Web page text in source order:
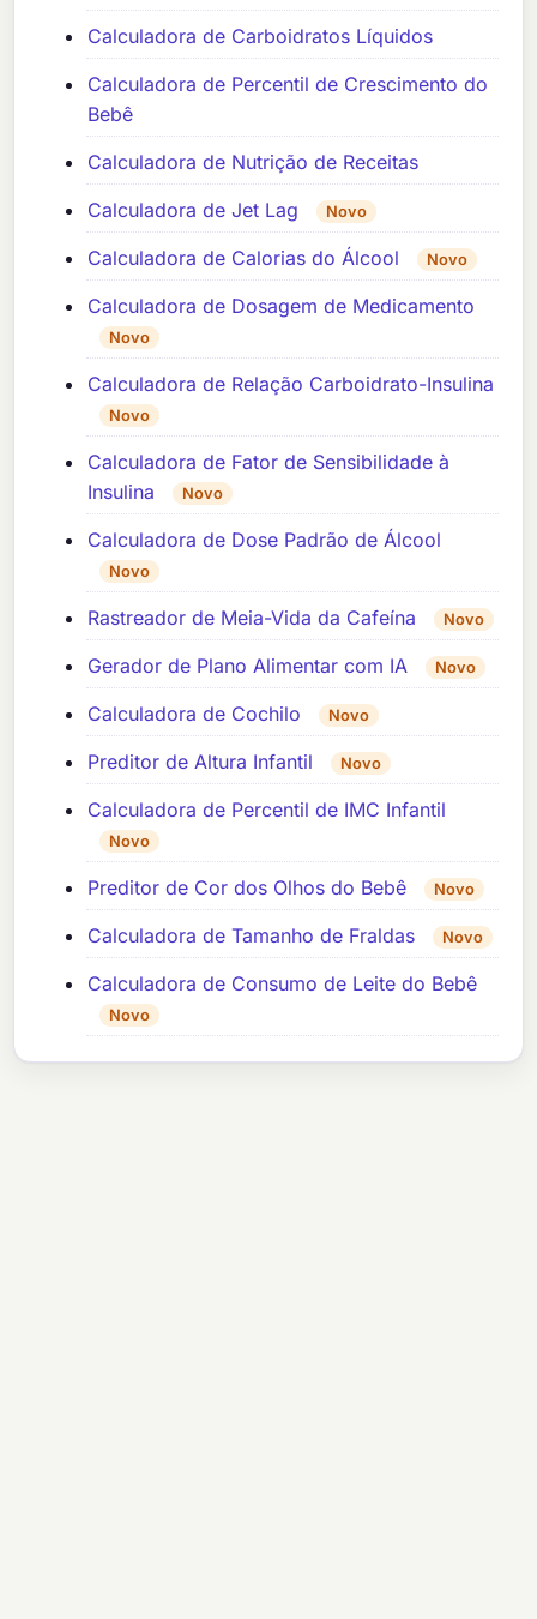
Calculadora de Carboidratos Líquidos
Calculadora de Percentil de Crescimento do
Bebê
Calculadora de Nutrição de Receitas
Calculadora de Jet Lag
Novo
Calculadora de Calorias do Álcool Novo
Calculadora de Dosagem de Medicamento
Novo
Calculadora de Relação Carboidrato-Insulina
Novo
Calculadora de Fator de Sensibilidade à
Insulina
Novo
Calculadora de Dose Padrão de Álcool
Novo
Rastreador de Meia-Vida da Cafeína Novo
Gerador de Plano Alimentar com IA Novo
Calculadora de Cochilo Novo
Preditor de Altura Infantil Novo
Calculadora de Percentil de IMC Infantil
Novo
Preditor de Cor dos Olhos do Bebê Novo
Calculadora de Tamanho de Fraldas Novo
Calculadora de Consumo de Leite do Bebê
Novo